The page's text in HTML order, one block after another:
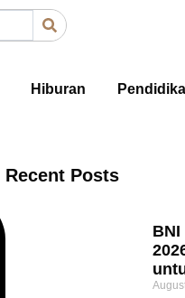
Hiburan
Recent Posts